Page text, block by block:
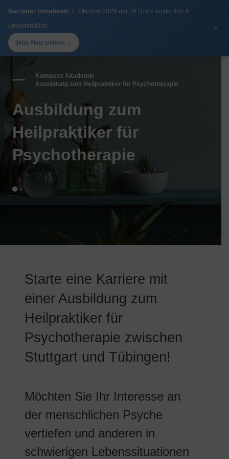
Nächster Infoabend: 7. Oktober 2026 um 19 Uhr – kostenlos &
unverbindlich
Jetzt Platz sichern →
×
Kompass Akademie -
Ausbildung zum Heilpraktiker für Psychotherapie
Ausbildung zum
Heilpraktiker für
Psychotherapie
Starte eine Karriere mit
einer Ausbildung zum
Heilpraktiker für
Psychotherapie zwischen
Stuttgart und Tübingen!
Möchten Sie Ihr Interesse an
der menschlichen Psyche
vertiefen und anderen in
schwierigen Lebenssituationen